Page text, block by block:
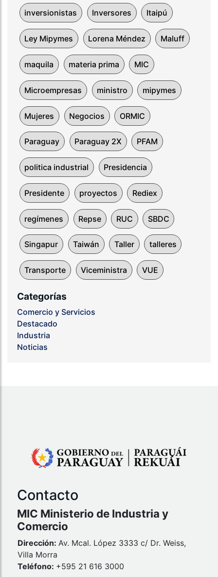
inversionistas Inversores Itaipú
Ley Mipymes Lorena Méndez Maluff
maquila materia prima MIC
Microempresas ministro mipymes
Mujeres Negocios ORMIC
Paraguay Paraguay 2X PFAM
politica industrial Presidencia
Presidente proyectos Rediex
regímenes Repse RUC SBDC
Singapur Taiwán Taller talleres
Transporte Viceministra VUE
Categorías
Comercio y Servicios
Destacado
Industria
Noticias
Contacto
MIC Ministerio de Industria y
Comercio
Dirección: Av. Mcal. López 3333 c/ Dr. Weiss,
Villa Morra
Teléfono: +595 21 616 3000